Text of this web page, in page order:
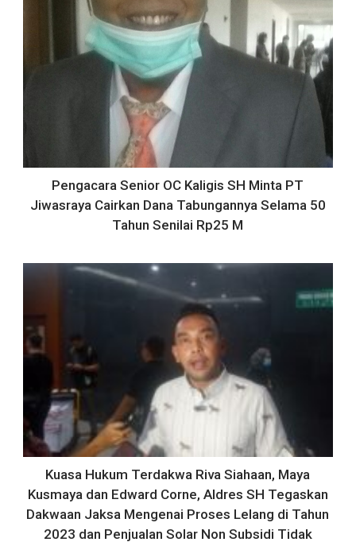
Pengacara Senior OC Kaligis SH Minta PT
Jiwasraya Cairkan Dana Tabungannya Selama 50
Tahun Senilai Rp25 M
Kuasa Hukum Terdakwa Riva Siahaan, Maya
Kusmaya dan Edward Corne, Aldres SH Tegaskan
Dakwaan Jaksa Mengenai Proses Lelang di Tahun
2023 dan Penjualan Solar Non Subsidi Tidak